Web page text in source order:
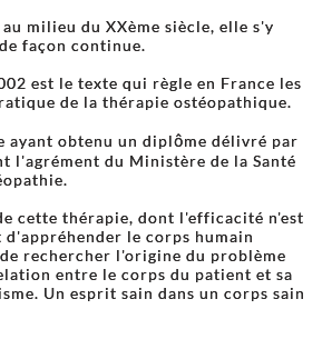
milieu du XXème siècle, elle s'y
façon continue.
est le texte qui règle en France les
de la thérapie ostéopathique.
ayant obtenu un diplôme délivré par
l'agrément du Ministère de la Santé
cette thérapie, dont l'efficacité n'est
d'appréhender le corps humain
rechercher l'origine du problème
entre le corps du patient et sa
Un esprit sain dans un corps sain